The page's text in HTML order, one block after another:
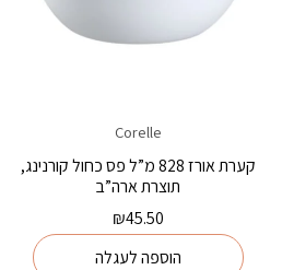
Corelle
קערת אורז 828 מ”ל פס כחול קורנינג,
תוצרת ארה”ב
₪45.50
הוספה לעגלה